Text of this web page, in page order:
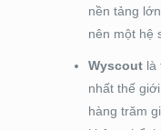
nền tảng
nên một hệ
Wyscoutlà
nhất thế
hàng trăm